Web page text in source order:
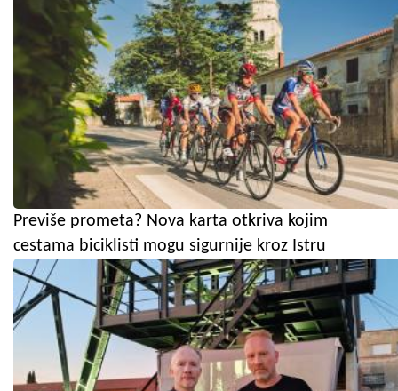
Previše prometa? Nova karta otkriva kojim
cestama biciklisti mogu sigurnije kroz Istru